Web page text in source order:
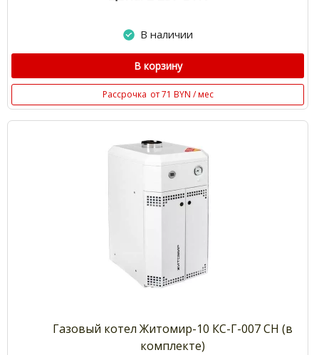
В наличии
В корзину
Рассрочка от 71 BYN / мес
Газовый котел Житомир-10 КС-Г-007 СН (в
комплекте)